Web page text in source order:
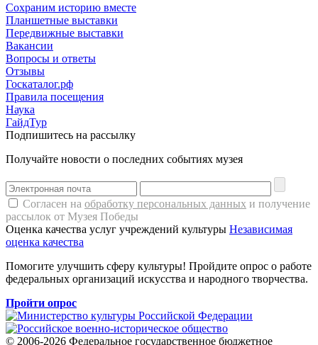
Сохраним историю вместе
Планшетные выставки
Передвижные выставки
Вакансии
Вопросы и ответы
Отзывы
Госкаталог.рф
Правила посещения
Наука
ГайдТур
Подпишитесь на рассылку
Получайте новости о последних событиях музея
Согласен на обработку персональных данных и получение
рассылок от Музея Победы
Оценка качества услуг учреждений культуры Независимая
оценка качества
Помогите улучшить сферу культуры! Пройдите опрос о работе
федеральных организаций искусства и народного творчества.
Пройти опрос
© 2006-2026 Федеральное государственное бюджетное